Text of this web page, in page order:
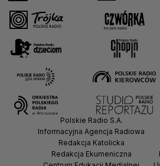
Polskie Radio S.A.
Informacyjna Agencja Radiowa
Redakcja Katolicka
Redakcja Ekumeniczna